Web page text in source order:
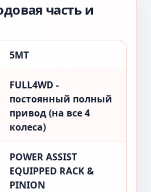
часть и
5MT
FULL4WD -
постоянный полный
привод (на все 4
колеса)
POWER ASSIST
EQUIPPED RACK &
PINION